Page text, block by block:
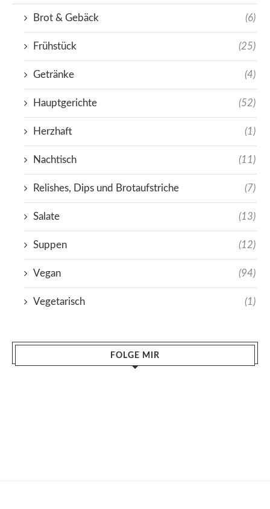
Brot & Gebäck (6)
Frühstück (25)
Getränke (4)
Hauptgerichte (52)
Herzhaft (1)
Nachtisch (11)
Relishes, Dips und Brotaufstriche (7)
Salate (13)
Suppen (12)
Vegan (94)
Vegetarisch (1)
FOLGE MIR